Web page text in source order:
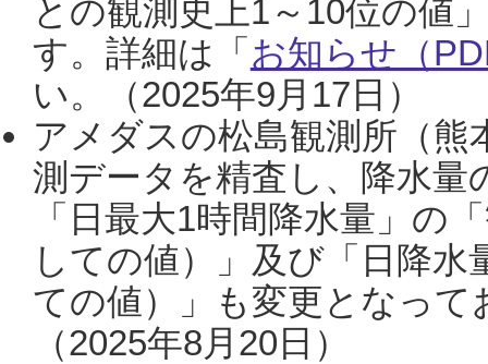
との観測史上1～10位の値
す。詳細は「 お知らせ（
い。（2025年9月17日）
アメダスの松島観測所（熊
測データを精査し、降水
「日最大1時間降水量」の
しての値）」及び「日降
ての値）」も変更となっ
（2025年8月20日）